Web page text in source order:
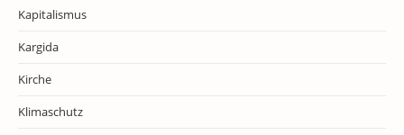
Kapitalismus
Kargida
Kirche
Klimaschutz